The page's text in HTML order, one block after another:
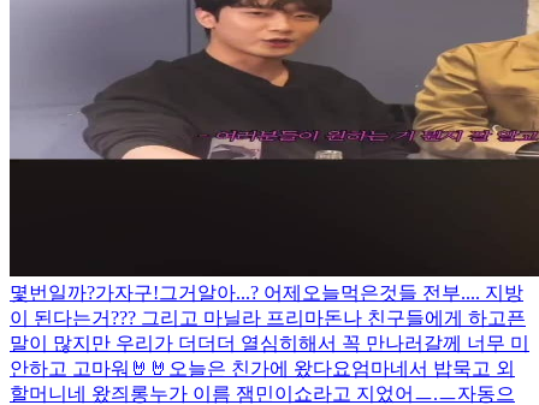
몇번일까?가자구!그거알아...? 어제오늘먹은것들 전부.... 지방
이 된다는거??? 그리고 마닐라 프리마돈나 친구들에게 하고픈
말이 많지만 우리가 더더더 열심히해서 꼭 만나러갈께 너무 미
안하고 고마워🤘🤘 오늘은 친가에 왔다요엄마네서 밥묵고 외
할머니네 왔즤롱누가 이름 잼민이쇼라고 지었어ㅡ.ㅡ자동으